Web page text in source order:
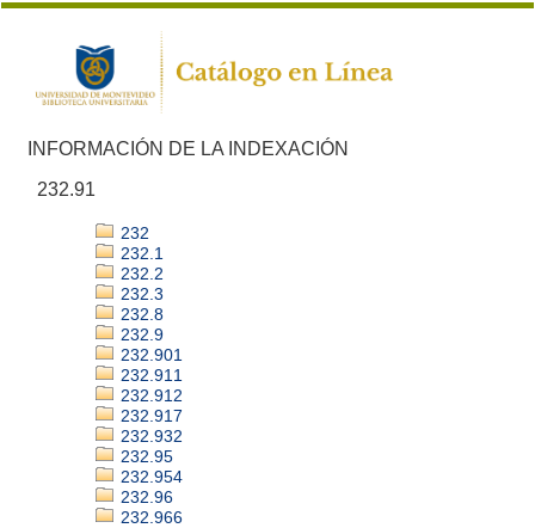
INFORMACIÓN DE LA INDEXACIÓN
232.91
232
232.1
232.2
232.3
232.8
232.9
232.901
232.911
232.912
232.917
232.932
232.95
232.954
232.96
232.966